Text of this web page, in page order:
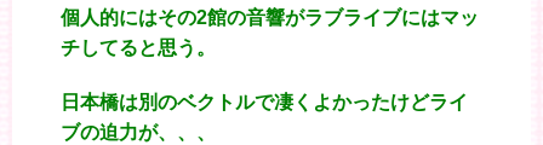
個人的にはその2館の音響がラブライブにはマッ
チしてると思う。
日本橋は別のベクトルで凄くよかったけどライ
ブの迫力が、、、